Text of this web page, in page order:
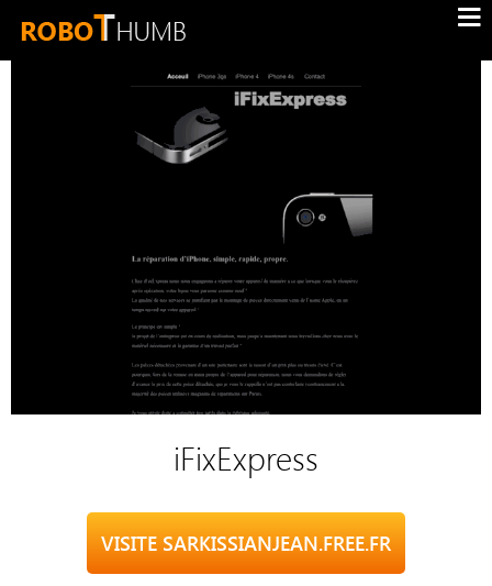
iFixExpress
VISITE SARKISSIANJEAN.FREE.FR